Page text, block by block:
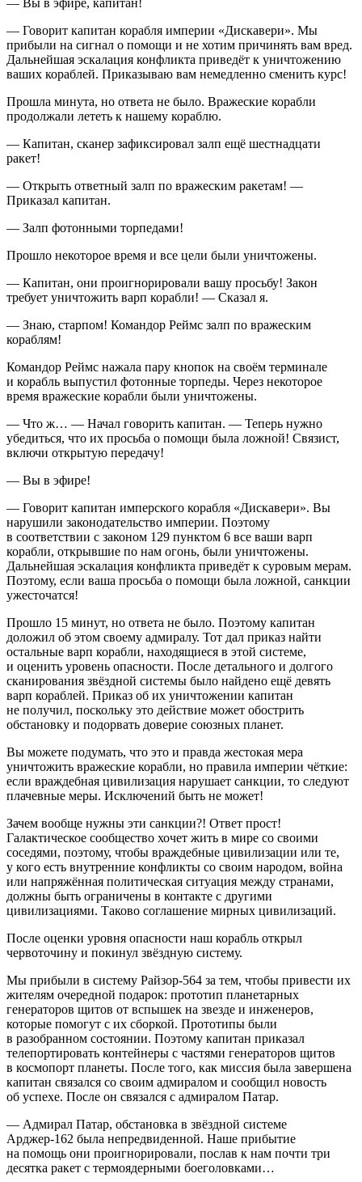
— Говорит капитан корабля империи «Дискавери». Мы
прибыли на сигнал о помощи и не хотим причинять вам вред.
Дальнейшая эскалация конфликта приведёт к уничтожению
ваших кораблей. Приказываю вам немедленно сменить курс!
Прошла минута, но ответа не было. Вражеские корабли
продолжали лететь к нашему кораблю.
— Капитан, сканер зафиксировал залп ещё шестнадцати
ракет!
— Открыть ответный залп по вражеским ракетам! —
Приказал капитан.
— Залп фотонными торпедами!
Прошло некоторое время и все цели были уничтожены.
— Капитан, они проигнорировали вашу просьбу! Закон
требует уничтожить варп корабли! — Сказал я.
— Знаю, старпом! Командор Реймс залп по вражеским
кораблям!
Командор Реймс нажала пару кнопок на своём терминале
и корабль выпустил фотонные торпеды. Через некоторое
время вражеские корабли были уничтожены.
— Что ж… — Начал говорить капитан. — Теперь нужно
убедиться, что их просьба о помощи была ложной! Связист,
включи открытую передачу!
— Вы в эфире!
— Говорит капитан имперского корабля «Дискавери». Вы
нарушили законодательство империи. Поэтому
в соответствии с законом 129 пунктом 6 все ваши варп
корабли, открывшие по нам огонь, были уничтожены.
Дальнейшая эскалация конфликта приведёт к суровым мерам.
Поэтому, если ваша просьба о помощи была ложной, санкции
ужесточатся!
Прошло 15 минут, но ответа не было. Поэтому капитан
доложил об этом своему адмиралу. Тот дал приказ найти
остальные варп корабли, находящиеся в этой системе,
и оценить уровень опасности. После детального и долгого
сканирования звёздной системы было найдено ещё девять
варп кораблей. Приказ об их уничтожении капитан
не получил, поскольку это действие может обострить
обстановку и подорвать доверие союзных планет.
Вы можете подумать, что это и правда жестокая мера
уничтожить вражеские корабли, но правила империи чёткие:
если враждебная цивилизация нарушает санкции, то следуют
плачевные меры. Исключений быть не может!
Зачем вообще нужны эти санкции?! Ответ прост!
Галактическое сообщество хочет жить в мире со своими
соседями, поэтому, чтобы враждебные цивилизации или те,
у кого есть внутренние конфликты со своим народом, война
или напряжённая политическая ситуация между странами,
должны быть ограничены в контакте с другими
цивилизациями. Таково соглашение мирных цивилизаций.
После оценки уровня опасности наш корабль открыл
червоточину и покинул звёздную систему.
Мы прибыли в систему Райзор-564 за тем, чтобы привести их
жителям очередной подарок: прототип планетарных
генераторов щитов от вспышек на звезде и инженеров,
которые помогут с их сборкой. Прототипы были
в разобранном состоянии. Поэтому капитан приказал
телепортировать контейнеры с частями генераторов щитов
в космопорт планеты. После того, как миссия была завершена
капитан связался со своим адмиралом и сообщил новость
об успехе. После он связался с адмиралом Патар.
— Адмирал Патар, обстановка в звёздной системе
Арджер-162 была непредвиденной. Наше прибытие
на помощь они проигнорировали, послав к нам почти три
десятка ракет с термоядерными боеголовками…